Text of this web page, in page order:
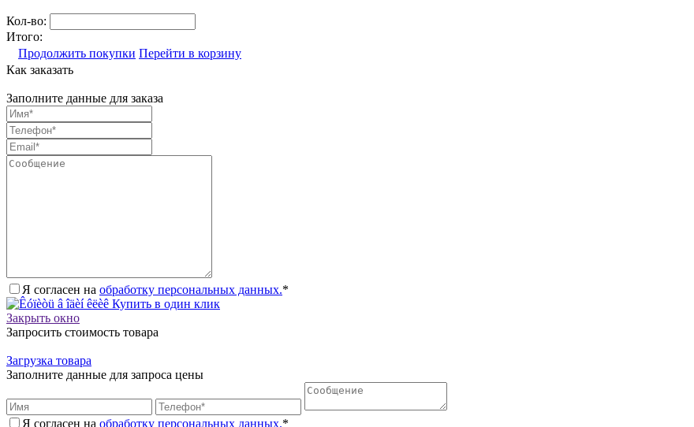
Кол-во:
Итого:
Продолжить покупки Перейти в корзину
Как заказать
Заполните данные для заказа
Я согласен на обработку персональных данных.*
Купить в один клик
Закрыть окно
Запросить стоимость товара
Загрузка товара
Заполните данные для запроса цены
Я согласен на обработку персональных данных.*